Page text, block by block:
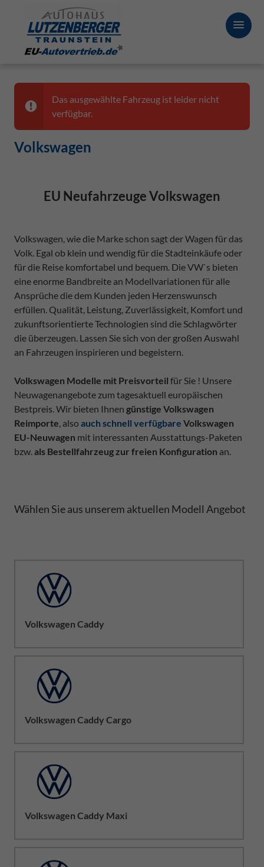
Das ausgewählte Fahrzeug ist leider nicht
verfügbar.
Volkswagen
EU Neufahrzeuge Volkswagen
Volkswagen, wie die Marke schon sagt der Wagen für das
Volk. Egal ob klein und wendig für die Stadteinkäufe oder
für die Reise komfortabel und bequem. Die VW`s bieten
eine enorme Bandbreite an Modellvariationen für alle
Ansprüche die dem Kunden jeden Herzenswunsch
erfüllen. Qualität, Leistung, Zuverlässigkeit, Komfort und
zukunftsorientierte Technologien sind die Schlagwörter
die überzeugen. Lassen Sie sich von der großen Auswahl
an Fahrzeugen inspirieren und begeistern.
Volkswagen Modelle mit Preisvorteil für Sie ! Unsere
Neuwagenangebote zum tagesaktuell europäischen
Bestpreis. Wir bieten Ihnen günstige Volkswagen
Reimporte, also auch schnell verfügbare Volkswagen
EU-Neuwagen mit interessanten Ausstattungs-Paketen
bzw.als Bestellfahrzeug zur freien Konfiguration an.
Wählen Sie aus unserem aktuellen Modell Angebot
Volkswagen Caddy
Volkswagen Caddy Cargo
Volkswagen Caddy Maxi